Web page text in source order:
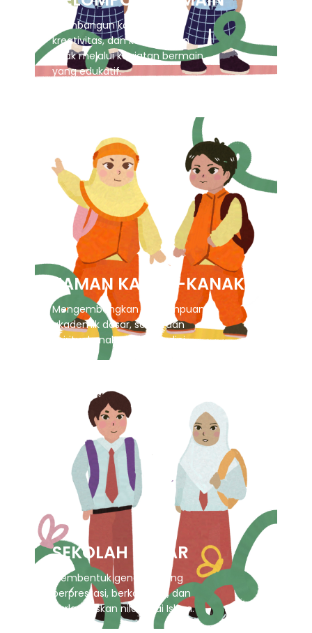
Membangun karakter,
kreativitas, dan kemandirian
anak melalui kegiatan bermain
yang edukatif.
TAMAN KANAK-KANAK
Mengembangkan kemampuan
akademik dasar, sosial, dan
spiritual anak sejak usia dini.
SEKOLAH DASAR
Membentuk generasi yang
berprestasi, berkarakter, dan
berlandaskan nilai-nilai Islam.